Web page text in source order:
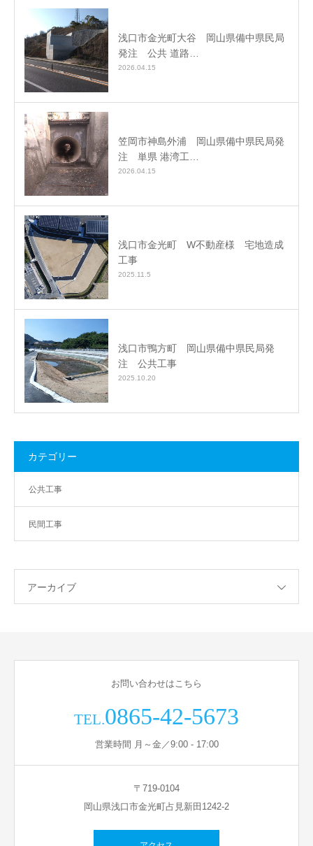
浅口市金光町大谷 岡山県備中県民局
発注 公共 道路…
2026.04.15
笠岡市神島外浦 岡山県備中県民局発
注 単県 港湾工…
2026.04.15
浅口市金光町 W不動産様 宅地造成
工事
2025.11.5
浅口市鴨方町 岡山県備中県民局発
注 公共工事
2025.10.20
カテゴリー
公共工事
民間工事
アーカイブ
お問い合わせはこちら
TEL.0865-42-5673
営業時間 月～金／9:00 - 17:00
〒719-0104
岡山県浅口市金光町占見新田1242-2